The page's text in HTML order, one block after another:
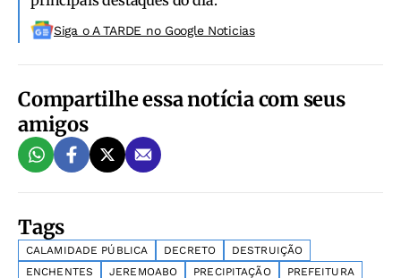
Siga o A TARDE no Google Noticias
Compartilhe essa notícia com seus
amigos
Tags
CALAMIDADE PÚBLICA DECRETO
DESTRUIÇÃO
ENCHENTES
JEREMOABO PRECIPITAÇÃO
PREFEITURA